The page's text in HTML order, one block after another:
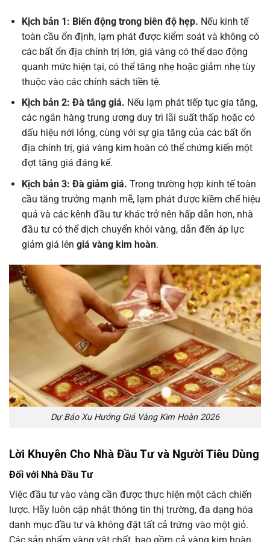
Kịch bản 1: Biến động trong biên độ hẹp. Nếu kinh tế
toàn cầu ổn định, lạm phát được kiểm soát và không có
các bất ổn địa chính trị lớn, giá vàng có thể dao động
quanh mức hiện tại, có thể tăng nhẹ hoặc giảm nhẹ tùy
thuộc vào các chính sách tiền tệ.
Kịch bản 2: Đà tăng giá. Nếu lạm phát tiếp tục gia tăng,
các ngân hàng trung ương duy trì lãi suất thấp hoặc có
dấu hiệu nới lỏng, cùng với sự gia tăng của các bất ổn
địa chính trị, giá vàng kim hoàn có thể chứng kiến một
đợt tăng giá đáng kể.
Kịch bản 3: Đà giảm giá. Trong trường hợp kinh tế toàn
cầu tăng trưởng mạnh mẽ, lạm phát được kiềm chế hiệu
quả và các kênh đầu tư khác trở nên hấp dẫn hơn, nhà
đầu tư có thể dịch chuyển khỏi vàng, dẫn đến áp lực
giảm giá lên giá vàng kim hoàn.
Dự Báo Xu Hướng Giá Vàng Kim Hoàn 2026
Lời Khuyên Cho Nhà Đầu Tư và Người Tiêu Dùng
Đối với Nhà Đầu Tư
Việc đầu tư vào vàng cần được thực hiện một cách chiến
lược. Hãy luôn cập nhật thông tin thị trường, đa dạng hóa
danh mục đầu tư và không đặt tất cả trứng vào một giỏ.